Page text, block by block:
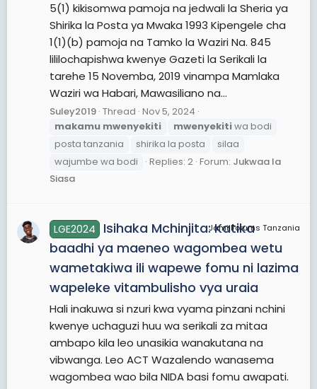
5(1) kikisomwa pamoja na jedwali la Sheria ya
Shirika la Posta ya Mwaka 1993 Kipengele cha
1(1)(b) pamoja na Tamko la Waziri Na. 845
lililochapishwa kwenye Gazeti la Serikali la
tarehe 15 Novemba, 2019 vinampa Mamlaka
Waziri wa Habari, Mawasiliano na...
Suley2019 Thread Nov 5, 2024
makamu mwenyekiti mwenyekitiwa bodi
posta tanzania
shirika la posta
silaa
wajumbe wa bodi
Replies: 2 Forum: Jukwaa la
Siasa
JamiiForums Tanzania
LGE2024
Isihaka Mchinjita: Katika
baadhi ya maeneo wagombea wetu
wametakiwa ili wapewe fomu ni lazima
wapeleke vitambulisho vya uraia
Hali inakuwa si nzuri kwa vyama pinzani nchini
kwenye uchaguzi huu wa serikali za mitaa
ambapo kila leo unasikia wanakutana na
vibwanga. Leo ACT Wazalendo wanasema
wagombea wao bila NIDA basi fomu awapati.